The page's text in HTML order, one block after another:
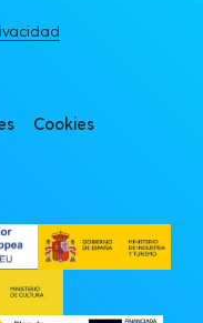
Cookies